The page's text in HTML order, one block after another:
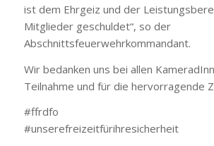
ist dem Ehrgeiz und der
Mitglieder geschuldet“, so der
Abschnittsfeuerwehrkommandant.
Wir bedanken uns bei allen
Teilnahme und für die hervorragende
#ffrdfo
#unserefreizeitfürihresicherheit